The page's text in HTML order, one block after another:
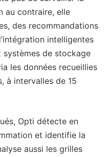
au contraire, elle
des recommandations
intelligentes
systèmes de stockage
les données recueillies
à intervalles de 15
Opti détecte en
et identifie la
aussi les grilles